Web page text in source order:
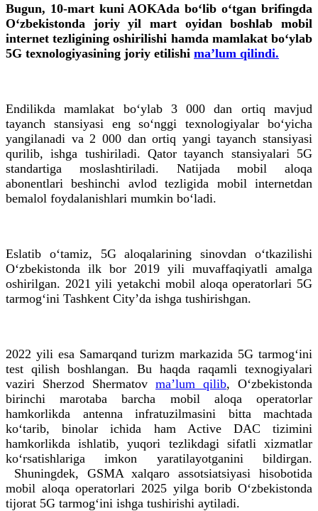
Bugun, 10-mart kuni AOKAda bo‘lib o‘tgan brifingda
O‘zbekistonda joriy yil mart oyidan boshlab mobil
internet tezligining oshirilishi hamda mamlakat bo‘ylab
5G texnologiyasining joriy etilishi maʼlum qilindi.
Endilikda mamlakat bo‘ylab 3 000 dan ortiq mavjud
tayanch stansiyasi eng so‘nggi texnologiyalar bo‘yicha
yangilanadi va 2 000 dan ortiq yangi tayanch stansiyasi
qurilib, ishga tushiriladi. Qator tayanch stansiyalari 5G
standartiga moslashtiriladi. Natijada mobil aloqa
abonentlari beshinchi avlod tezligida mobil internetdan
bemalol foydalanishlari mumkin bo‘ladi.
Eslatib o‘tamiz, 5G aloqalarining sinovdan o‘tkazilishi
O‘zbekistonda ilk bor 2019 yili muvaffaqiyatli amalga
oshirilgan. 2021 yili yetakchi mobil aloqa operatorlari 5G
tarmog‘ini Tashkent Cityʼda ishga tushirishgan.
2022 yili esa Samarqand turizm markazida 5G tarmog‘ini
test qilish boshlangan. Bu haqda raqamli texnogiyalari
vaziri Sherzod Shermatov maʼlum qilib, O‘zbekistonda
birinchi marotaba barcha mobil aloqa operatorlar
hamkorlikda antenna infratuzilmasini bitta machtada
ko‘tarib, binolar ichida ham Active DAC tizimini
hamkorlikda ishlatib, yuqori tezlikdagi sifatli xizmatlar
ko‘rsatishlariga imkon yaratilayotganini bildirgan.
Shuningdek, GSMA xalqaro assotsiatsiyasi hisobotida
mobil aloqa operatorlari 2025 yilga borib O‘zbekistonda
tijorat 5G tarmog‘ini ishga tushirishi aytiladi.